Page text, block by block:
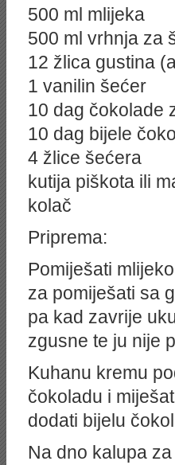
500 ml mlijeka
500 ml vrhnja za
12 žlica gustina
1 vanilin šećer
10 dag čokolade
10 dag bijele
4 žlice šećera
kutija piškota ili
kolač
Priprema:
Pomiješati
za pomiješati sa
pa kad zavrije
zgusne te ju nije
Kuhanu kremu
čokoladu i
dodati bijelu
Na dno kalupa